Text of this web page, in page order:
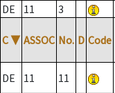
DE
11 3
C ▼ ASSOC No. D Code
DE 11 11